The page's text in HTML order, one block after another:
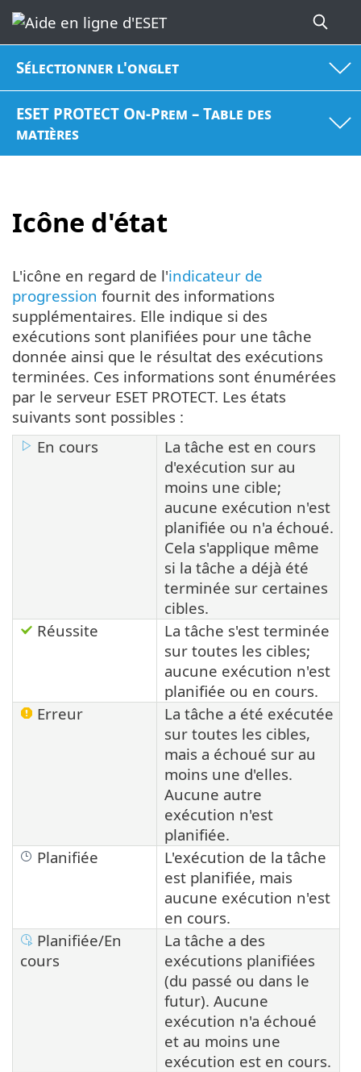
Sélectionner l'onglet
ESET PROTECT On-Prem – Table des
matières
Icône d'état
L'icône en regard de l'indicateur de
progression fournit des informations
supplémentaires. Elle indique si des
exécutions sont planifiées pour une tâche
donnée ainsi que le résultat des exécutions
terminées. Ces informations sont énumérées
par le serveur ESET PROTECT. Les états
suivants sont possibles :
En cours
La tâche est en cours
d'exécution sur au
moins une cible;
aucune exécution n'est
planifiée ou n'a échoué.
Cela s'applique même
si la tâche a déjà été
terminée sur certaines
cibles.
Réussite
La tâche s'est terminée
sur toutes les cibles;
aucune exécution n'est
planifiée ou en cours.
Erreur
La tâche a été exécutée
sur toutes les cibles,
mais a échoué sur au
moins une d'elles.
Aucune autre
exécution n'est
planifiée.
Planifiée
L'exécution de la tâche
est planifiée, mais
aucune exécution n'est
en cours.
Planifiée/En
cours
La tâche a des
exécutions planifiées
(du passé ou dans le
futur). Aucune
exécution n'a échoué
et au moins une
exécution est en cours.